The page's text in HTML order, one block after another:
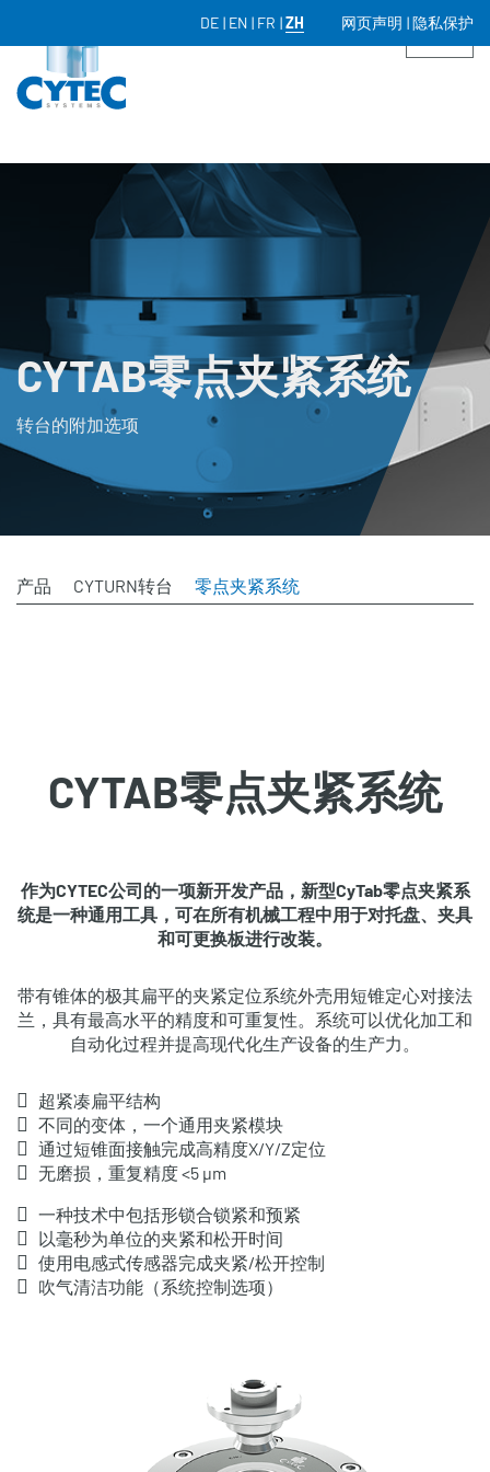
DE EN FR ZH 网页声明 隐私保护
CYTAB零点夹紧系统
转台的附加选项
产品 CYTURN转台 零点夹紧系统
CYTAB零点夹紧系统
作为CYTEC公司的一项新开发产品，新型CyTab零点夹紧系
统是一种通用工具，可在所有机械工程中用于对托盘、夹具
和可更换板进行改装。
带有锥体的极其扁平的夹紧定位系统外壳用短锥定心对接法
兰，具有最高水平的精度和可重复性。系统可以优化加工和
自动化过程并提高现代化生产设备的生产力。
超紧凑扁平结构
不同的变体，一个通用夹紧模块
通过短锥面接触完成高精度X/Y/Z定位
无磨损，重复精度 <5 μm
一种技术中包括形锁合锁紧和预紧
以毫秒为单位的夹紧和松开时间
使用电感式传感器完成夹紧/松开控制
吹气清洁功能（系统控制选项）